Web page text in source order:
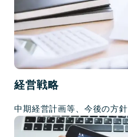
経営戦略
中期経営計画等、今後の方